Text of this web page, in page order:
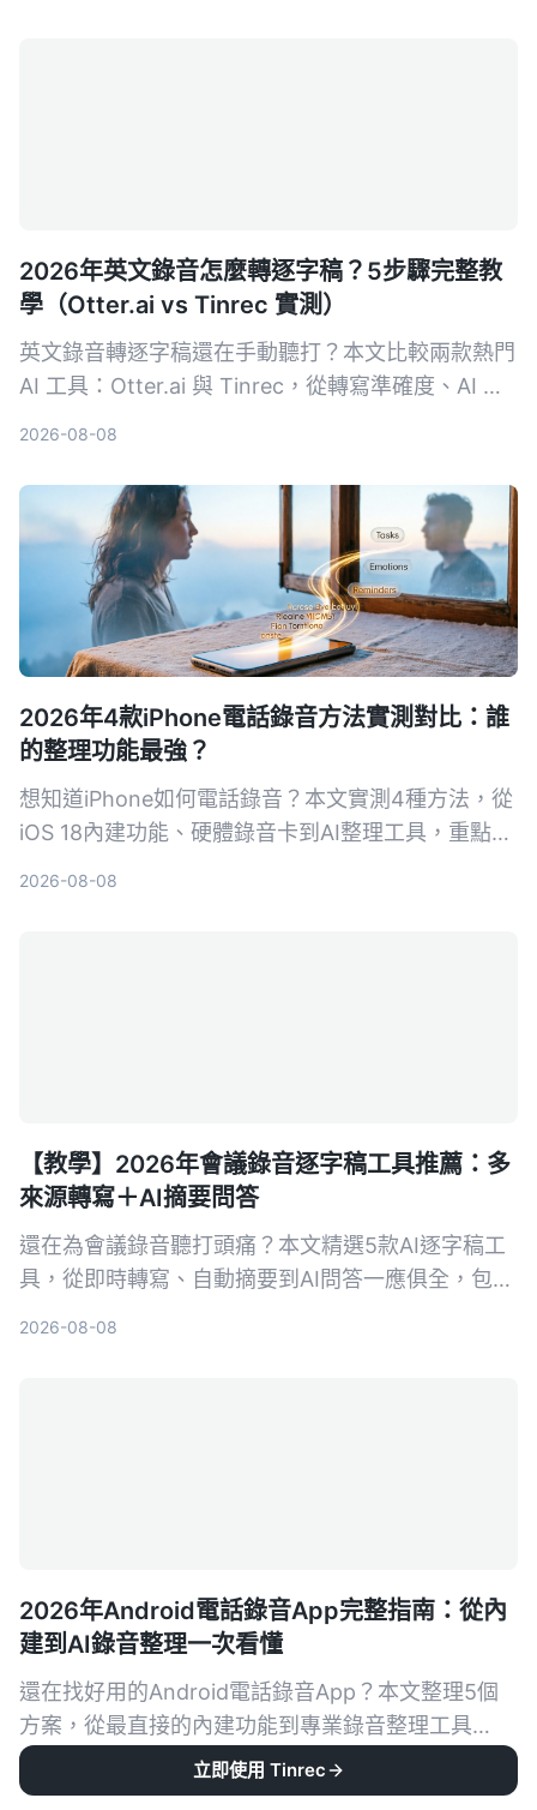
2026年英文錄音怎麼轉逐字稿？5步驟完整教
學（Otter.ai vs Tinrec 實測）
英文錄音轉逐字稿還在手動聽打？本文比較兩款熱門
AI 工具：Otter.ai 與 Tinrec，從轉寫準確度、AI 整
器。
2026-08-08
2026年4款iPhone電話錄音方法實測對比：誰
的整理功能最強？
想知道iPhone如何電話錄音？本文實測4種方法，從
iOS 18內建功能、硬體錄音卡到AI整理工具，重點比
2026-08-08
【教學】2026年會議錄音逐字稿工具推薦：多
來源轉寫＋AI摘要問答
還在為會議錄音聽打頭痛？本文精選5款AI逐字稿工
具，從即時轉寫、自動摘要到AI問答一應俱全，包含
2026-08-08
2026年Android電話錄音App完整指南：從內
建到AI錄音整理一次看懂
還在找好用的Android電話錄音App？本文整理5個
方案，從最直接的內建功能到專業錄音整理工具
Tinrec，幫你依需求選擇。不再只有存檔，連摘要、
待辦都能自動生成。
立即使用 Tinrec